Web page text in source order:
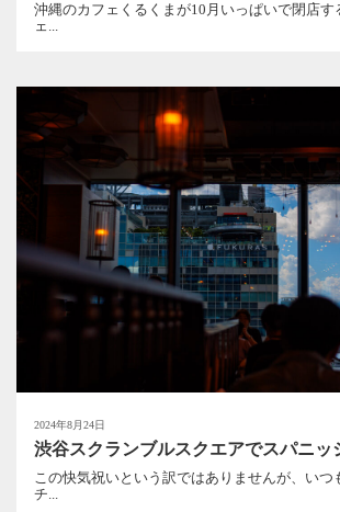
沖縄のカフェくるくまが10月いっぱいで閉店す
ェ...
2024年8月24日
渋谷スクランブルスクエアでスパニッ
この快気祝いという訳ではありませんが、いつ
チ...